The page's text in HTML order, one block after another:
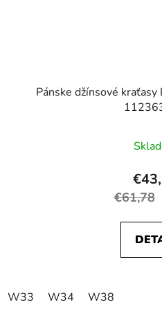
Pánske džínsové
€61,78
W33 W34 W38